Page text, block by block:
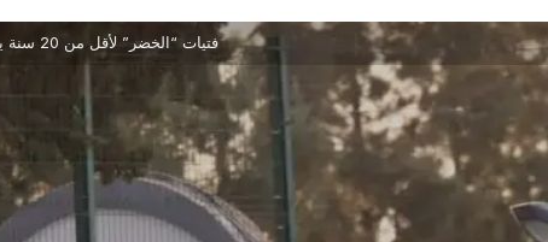
فتيات “الخضر” لأقل من 20 سنة ينطلقن في الإستعداد لتصفيات المونديال